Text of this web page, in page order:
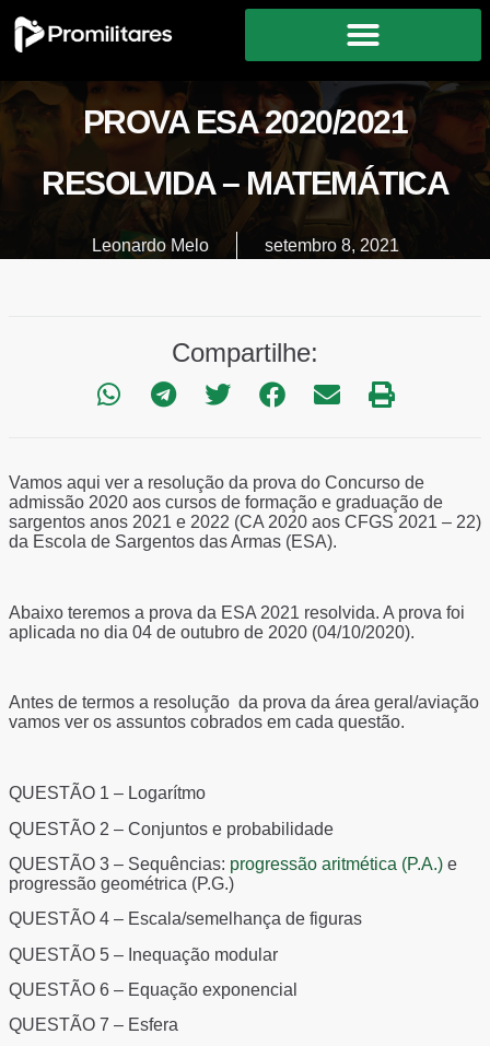
PROVA ESA 2020/2021
RESOLVIDA – MATEMÁTICA
Leonardo Melo setembro 8, 2021
Compartilhe:
Vamos aqui ver a resolução da prova do Concurso de
admissão 2020 aos cursos de formação e graduação de
sargentos anos 2021 e 2022 (CA 2020 aos CFGS 2021 – 22)
da Escola de Sargentos das Armas (ESA).
Abaixo teremos a prova da ESA 2021 resolvida. A prova foi
aplicada no dia 04 de outubro de 2020 (04/10/2020).
Antes de termos a resolução da prova da área geral/aviação
vamos ver os assuntos cobrados em cada questão.
QUESTÃO 1 – Logarítmo
QUESTÃO 2 – Conjuntos e probabilidade
QUESTÃO 3 – Sequências: progressão aritmética (P.A.) e
progressão geométrica (P.G.)
QUESTÃO 4 – Escala/semelhança de figuras
QUESTÃO 5 – Inequação modular
QUESTÃO 6 – Equação exponencial
QUESTÃO 7 – Esfera